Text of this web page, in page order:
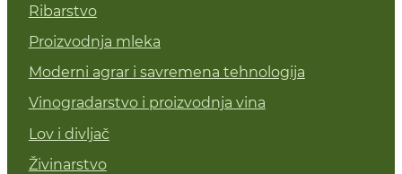
Ribarstvo
Proizvodnja mleka
Moderni agrar i savremena tehnologija
Vinogradarstvo i proizvodnja vina
Lov i divljač
Živinarstvo